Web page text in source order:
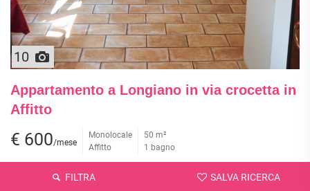
10
Appartamento a Longiano in via crocetta in
Affitto
€ 600/mese
Monolocale
Affitto
50 m²
1 bagno
Affittiamo in zona Crocetta di Longiano (FC) grazioso monolocale
FILTRA SALVA RICERCA